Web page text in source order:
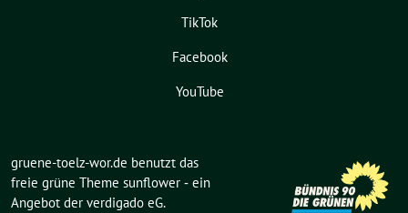
TikTok
Facebook
YouTube
gruene-toelz-wor.de benutzt das
freie grüne Theme sunflower ‐ ein
Angebot der verdigado eG.